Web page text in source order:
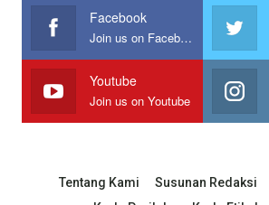
Facebook
Join us on Facebook
Youtube
Join us on Youtube
Tentang Kami Susunan Redaksi